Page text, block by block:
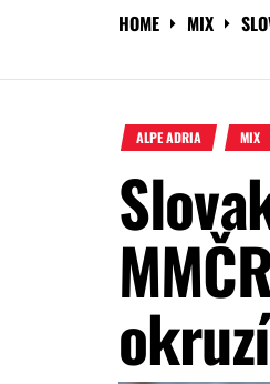
HOME MIX
ALPE ADRIA MIX